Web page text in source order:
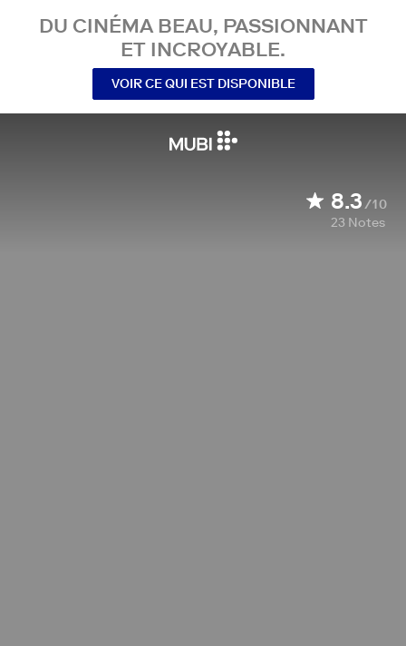
DU CINÉMA BEAU, PASSIONNANT
ET INCROYABLE.
VOIR CE QUI EST DISPONIBLE
8.3/10
23 Notes